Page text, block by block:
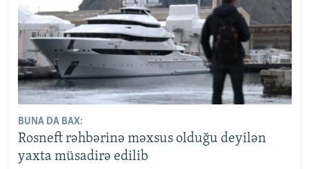
BUNA DA BAX:
Rosneft rəhbərinə məxsus olduğu deyilən
yaxta müsadirə edilib